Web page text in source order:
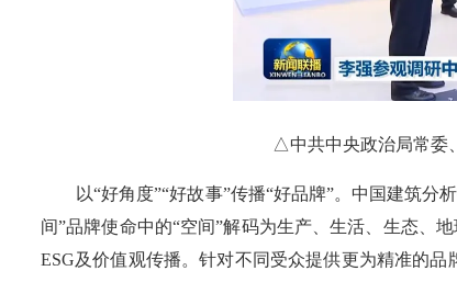
△中共中央政治局常委
以“好角度”“好故事”传播“好品牌”。中国建筑分
间”品牌使命中的“空间”解码为生产、生活、生态、
ESG及价值观传播。针对不同受众提供更为精准的